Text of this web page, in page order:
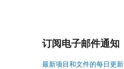
订阅电子邮件通知
最新项目和文件的每日更新